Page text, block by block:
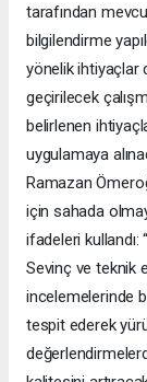
tarafından
bilgilendirme
yönelik ihtiyaçlar
geçirilecek
belirlenen
uygulamaya
Ramazan
için sahada
ifadeleri kullandı:
Sevinç ve teknik
incelemelerinde
tespit ederek